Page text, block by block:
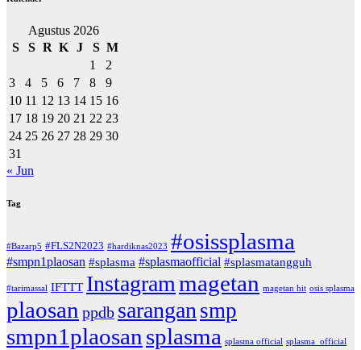
Agustus 2026
S
S R K J S M
1
2
3
4 5 6 7 8
9
10 11 12 13 14 15 16
17 18 19 20 21 22 23
24 25 26 27 28 29 30
31
« Jun
Tag
#Bazarp5 #FLS2N2023 #hardiknas2023 #osissplasma
#smpn1plaosan #splasma #splasmaofficial #splasmatangguh
#tarimassal IFTTT Instagrammagetan magetan hit osis splasma
plaosan ppdb sarangan smp
smpn1plaosan splasma splasma official splasma_official